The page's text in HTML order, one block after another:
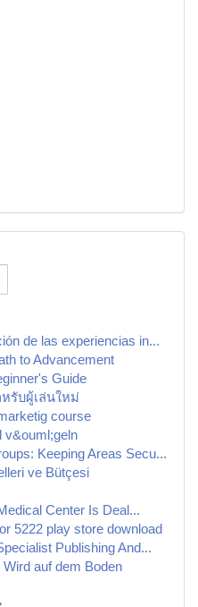
de las experiencias in...
to Advancement
Guide
รับผู้เล่นใหม่
course
v&ouml;geln
Keeping Areas Secu...
ve Bütçesi
Center Is Deal...
5222 play store download
Publishing And...
auf dem Boden